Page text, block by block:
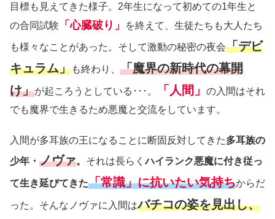
目標も見えてきた様子。2年生になって初めての1年生と
の合同試験
「心臓破り」 を終えて、生徒たちも大人たち
も様々なことがあった。そして激動の秘密の夜会「デビ
キュラム」も終わり、 「魔界の新時代の幕開
け」が起ころうとしている･･･。 「人間」
の入間はそれ
でも魔界で生きるため悪魔と交流をしています。
入間が多耳族の王になることに断固反対してきた多耳族の
少年・ ノヴァ。 それは長らくハイランク悪魔に付き従っ
て生き延びてきた「常識」に抗いたい気持ちからだ
った。そんなノヴァに入間はバチコの姿を見出し、